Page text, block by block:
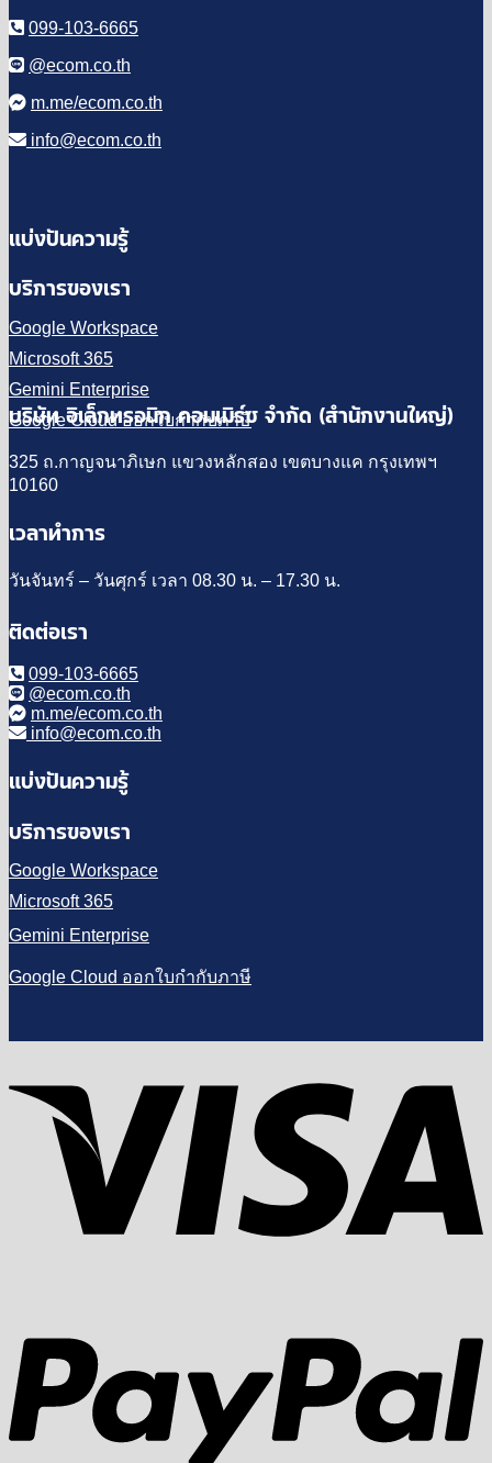
099-103-6665
@ecom.co.th
m.me/ecom.co.th
info@ecom.co.th
แบ่งปันความรู้
บริการของเรา
Google Workspace
Microsoft 365
Gemini Enterprise
Google Cloud ออกใบกำกับภาษี
บริษัท อิเล็กทรอนิก คอมเมิร์ซ จำกัด (สำนักงานใหญ่)
325 ถ.กาญจนาภิเษก แขวงหลักสอง เขตบางแค กรุงเทพฯ
10160
เวลาทำการ
วันจันทร์ – วันศุกร์ เวลา 08.30 น. – 17.30 น.
ติดต่อเรา
099-103-6665
@ecom.co.th
m.me/ecom.co.th
info@ecom.co.th
แบ่งปันความรู้
บริการของเรา
Google Workspace
Microsoft 365
Gemini Enterprise
Google Cloud ออกใบกำกับภาษี